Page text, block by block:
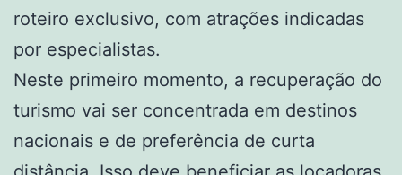
roteiro exclusivo, com atrações indicadas
por especialistas.
Neste primeiro momento, a recuperação do
turismo vai ser concentrada em destinos
nacionais e de preferência de curta